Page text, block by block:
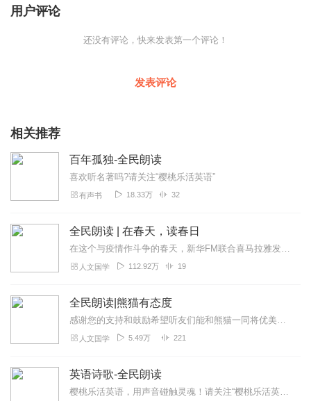
用户评论
还没有评论，快来发表第一个评论！
发表评论
相关推荐
百年孤独-全民朗读
喜欢听名著吗?请关注“樱桃乐活英语”
有声书 18.33万 32
全民朗读 | 在春天，读春日
在这个与疫情作斗争的春天，新华FM联合喜马拉雅发起《在春天，读春日》全民朗读活动，通过明星领读、全民参与的形式，朗读战“疫”家书、日记，以及春天...
人文国学 112.92万 19
全民朗读|熊猫有态度
感谢您的支持和鼓励希望听友们能和熊猫一同将优美的文字，变成有声的语言！人生五味，冷暖自知，让我们共同体会字里行间故事。本专辑基本都是用手机直接录制（如有时间，熊...
人文国学 5.49万 221
英语诗歌-全民朗读
樱桃乐活英语，用声音碰触灵魂！请关注“樱桃乐活英语”！微信交流：1463891512